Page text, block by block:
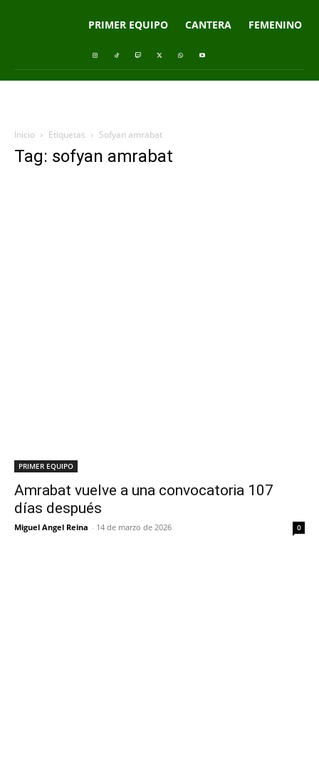
PRIMER EQUIPO CANTERA FEMENINO
Inicio Etiquetas Sofyan amrabat
Tag: sofyan amrabat
PRIMER EQUIPO
Amrabat vuelve a una convocatoria 107
días después
Miguel Angel Reina - 14 de marzo de 2026 0